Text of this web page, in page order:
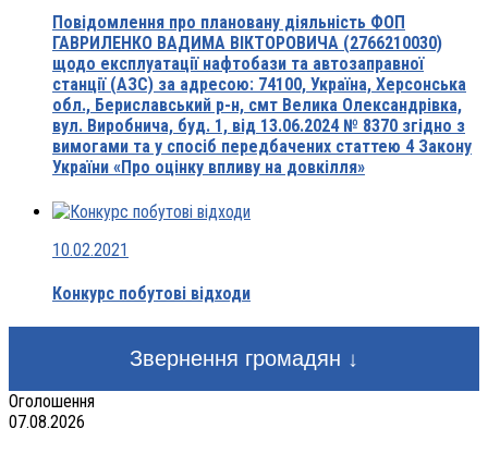
Повідомлення про плановану діяльність ФОП
ГАВРИЛЕНКО ВАДИМА ВІКТОРОВИЧА (2766210030)
щодо експлуатації нафтобази та автозаправної
станції (АЗС) за адресою: 74100, Україна, Херсонська
обл., Бериславський р-н, смт Велика Олександрівка,
вул. Виробнича, буд. 1, від 13.06.2024 № 8370 згідно з
вимогами та у спосіб передбачених статтею 4 Закону
України «Про оцінку впливу на довкілля»
10.02.2021
Конкурс побутові відходи
Звернення громадян ↓
Оголошення
07.08.2026